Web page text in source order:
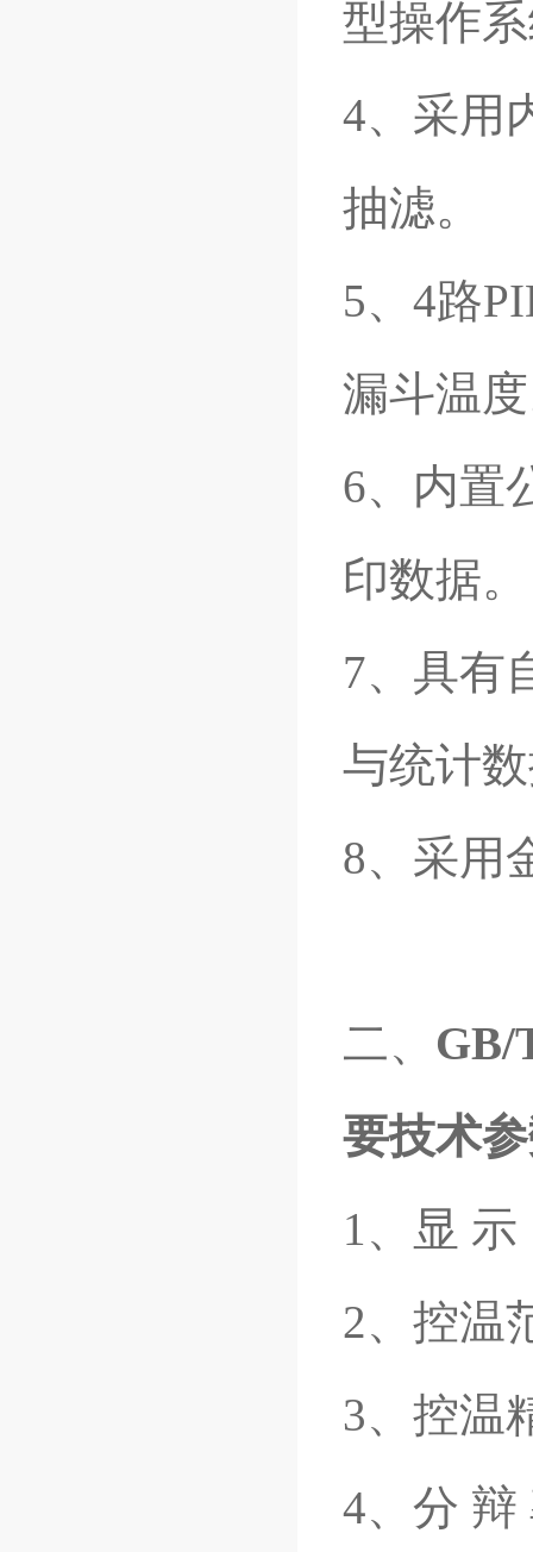
型操作
4、采用
抽滤。
5、4路
漏斗温
6、内置
印数据。
7、具有
与统计
8、采用
二、 GB/
要技术
1、显
2、控温
3、控温
4、分